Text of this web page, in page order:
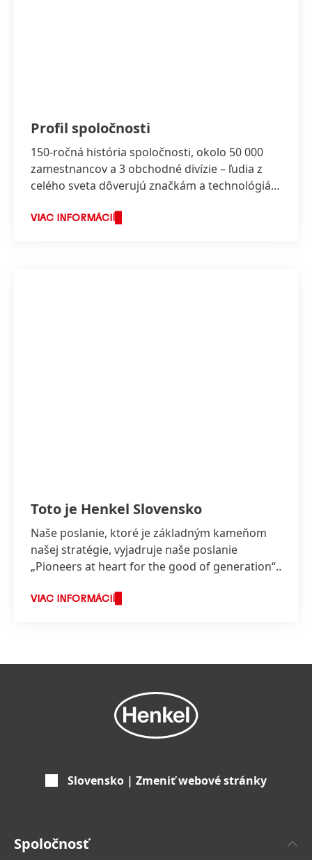
Profil spoločnosti
150-ročná história spoločnosti, okolo 50 000
zamestnancov a 3 obchodné divízie – ľudia z
celého sveta dôverujú značkám a technológiám
VIAC INFORMÁCIÍ
Toto je Henkel Slovensko
Naše poslanie, ktoré je základným kameňom
našej stratégie, vyjadruje naše poslanie
„Pioneers at heart for the good of generation“,
čo usilujeme.
VIAC INFORMÁCIÍ
Slovensko | Zmeniť webové stránky
Spoločnosť